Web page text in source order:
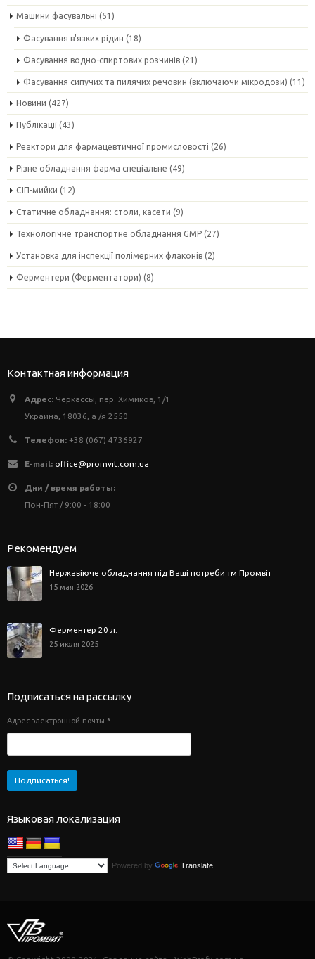
Машини фасувальні (51)
Фасування в'язких рідин (18)
Фасування водно-спиртових розчинів (21)
Фасування сипучих та пилячих речовин (включаючи мікродози) (11)
Новини (427)
Публікації (43)
Реактори для фармацевтичної промисловості (26)
Різне обладнання фарма спеціальне (49)
СІП-мийки (12)
Статичне обладнання: столи, касети (9)
Технологічне транспортне обладнання GMP (27)
Установка для інспекції полімерних флаконів (2)
Ферментери (Ферментатори) (8)
Контактная информация
Адрес: Черкассы, пер. Химиков, 1/1
Украина, 18036, а /я 2550
Телефон: +38 (067) 4736927
E-mail: office@promvit.com.ua
Дни / время работы:
Пон-Пят / 9:00 - 18:00
Рекомендуем
Нержавіюче обладнання під Ваші потреби тм Промвіт
15 мая 2026
Ферментер 20 л.
25 июля 2025
Подписаться на рассылку
Адрес электронной почты *
Языковая локализация
Powered by Translate